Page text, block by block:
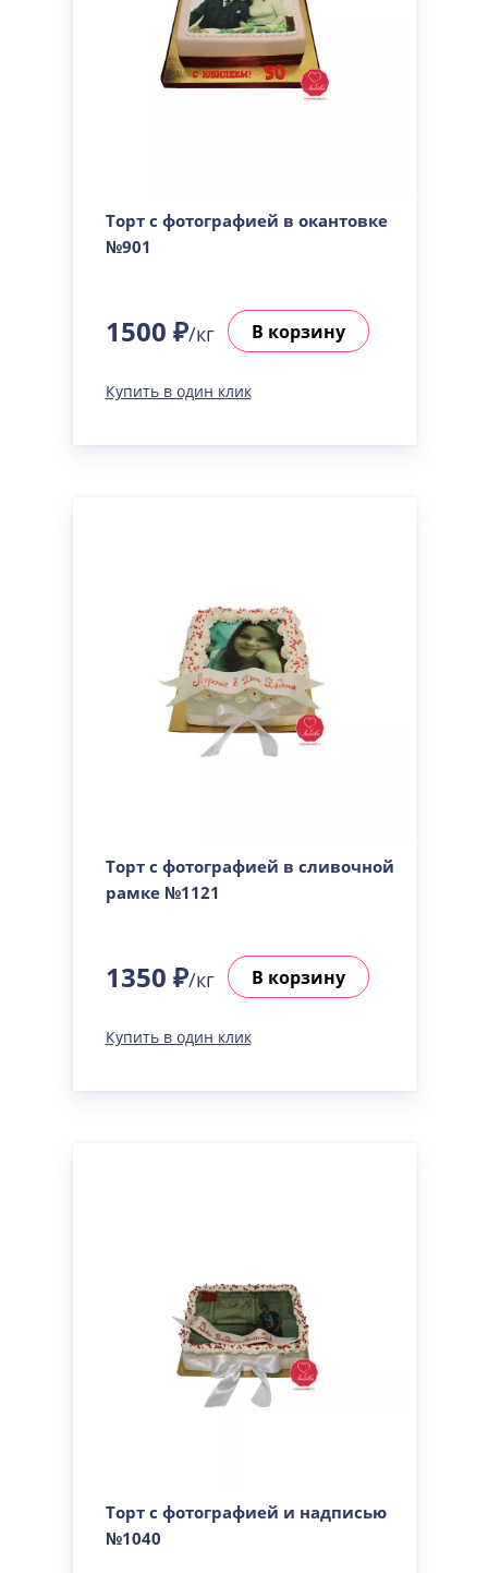
Торт с фотографией в окантовке
№901
1500 ₽/кг В корзину
Купить в один клик
Торт с фотографией в сливочной
рамке №1121
1350 ₽/кг В корзину
Купить в один клик
Торт с фотографией и надписью
№1040